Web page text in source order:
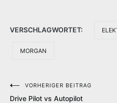
VERSCHLAGWORTET:
MORGAN
VORHERIGER BEITRAG
Drive Pilot vs Autopilot